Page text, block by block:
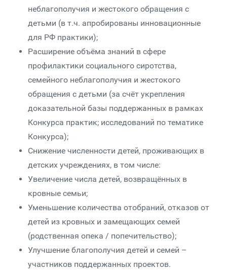
неблагополучия и жестокого обращения с
детьми (в т.ч. апробированы инновационные
для РФ практики);
Расширение объёма знаний в сфере
профилактики социального сиротства,
семейного неблагополучия и жестокого
обращения с детьми (за счёт укрепления
доказательной базы поддержанных в рамках
Конкурса практик; исследований по тематике
Конкурса);
Снижение численности детей, проживающих в
детских учреждениях, в том числе:
Увеличение числа детей, возвращённых в
кровные семьи;
Уменьшение количества отобраний, отказов от
детей из кровных и замещающих семей
(родственная опека / попечительство);
Улучшение благополучия детей и семей –
участников поддержанных проектов.